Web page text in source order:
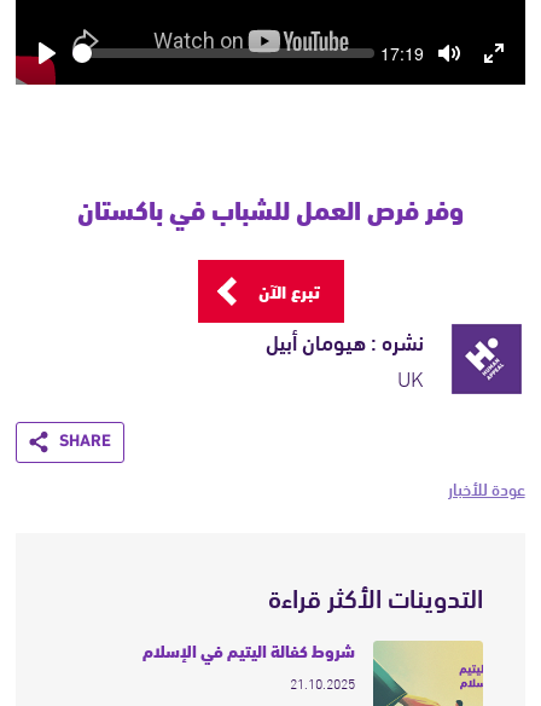
Play
Seek Current
17:19
وفر فرص العمل للشباب في باكستان
تبرع الآن
نشره : هيومان أبيل
UK
Share
عودة للأخبار
التدوينات الأكثر قراءة
شروط كفالة اليتيم في الإسلام
21.10.2025